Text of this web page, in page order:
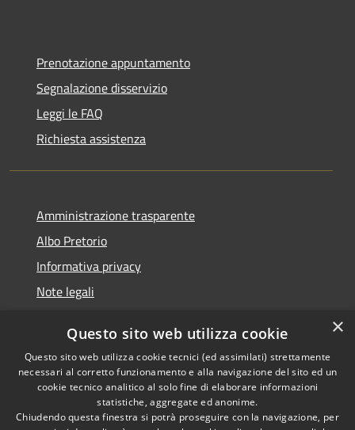
Prenotazione appuntamento
Segnalazione disservizio
Leggi le FAQ
Richiesta assistenza
Amministrazione trasparente
Albo Pretorio
Informativa privacy
Note legali
Segnalazioni di inaccessibilità
RSS Copyright © 2026 • Comune di
×
Questo sito web utilizza cookie
Questo sito web utilizza cookie tecnici (ed assimilati) strettamente
necessari al corretto funzionamento e alla navigazione del sito ed un
cookie tecnico analitico al solo fine di elaborare informazioni
statistiche, aggregate ed anonime.
Chiudendo questa finestra si potrà proseguire con la navigazione, per